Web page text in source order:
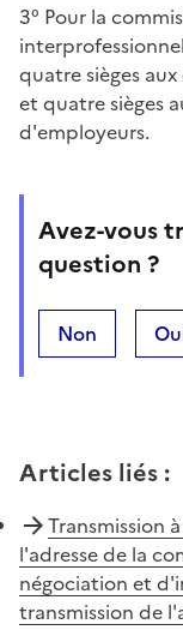
3° Pour la
quatre sièges
et quatre sièges
d'employeurs.
Avez-vous
question ?
Non
Articles liés :
Transmission
l'adresse de la
négociation et
transmission de